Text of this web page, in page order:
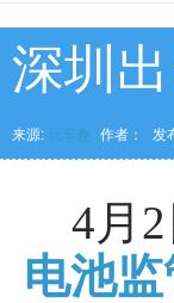
深圳
来源: 玩车趣 作者： 发
4月2
电池